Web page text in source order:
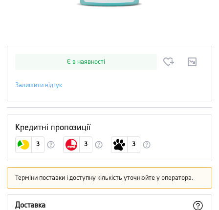
Є в наявності
Залишити відгук
Кредитні пропозиції
3 3 3
Терміни поставки і доступну кількість уточнюйте у оператора.
Доставка